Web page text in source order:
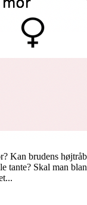
Kan brudens
tante? Skal man